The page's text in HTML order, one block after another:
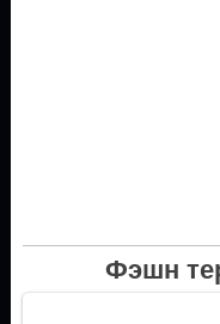
Фэшн